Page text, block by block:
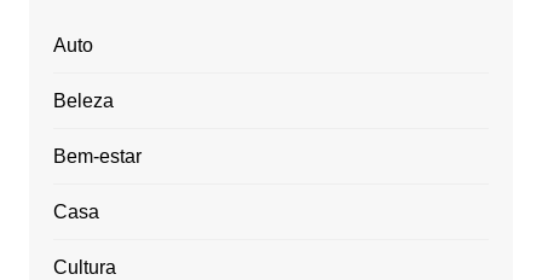
Auto
Beleza
Bem-estar
Casa
Cultura